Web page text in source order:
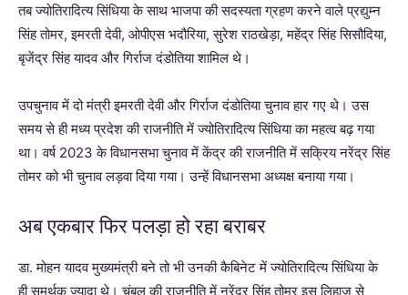
तब ज्योतिरादित्य सिंधिया के साथ भाजपा की सदस्यता ग्रहण करने वाले प्रद्युम्न
सिंह तोमर, इमरती देवी, ओपीएस भदौरिया, सुरेश राठखेड़ा, महेंद्र सिंह सिसौदिया,
बृजेंद्र सिंह यादव और गिर्राज दंडोतिया शामिल थे।
उपचुनाव में दो मंत्री इमरती देवी और गिर्राज दंडोतिया चुनाव हार गए थे। उस
समय से ही मध्य प्रदेश की राजनीति में ज्योतिरादित्य सिंधिया का महत्व बढ़ गया
था। वर्ष 2023 के विधानसभा चुनाव में केंद्र की राजनीति में सक्रिय नरेंद्र सिंह
तोमर को भी चुनाव लड़वा दिया गया। उन्हें विधानसभा अध्यक्ष बनाया गया।
अब एकबार फिर पलड़ा हो रहा बराबर
डा. मोहन यादव मुख्यमंत्री बने तो भी उनकी कैबिनेट में ज्योतिरादित्य सिंधिया के
ही समर्थक ज्यादा थे। चंबल की राजनीति में नरेंद्र सिंह तोमर इस लिहाज से